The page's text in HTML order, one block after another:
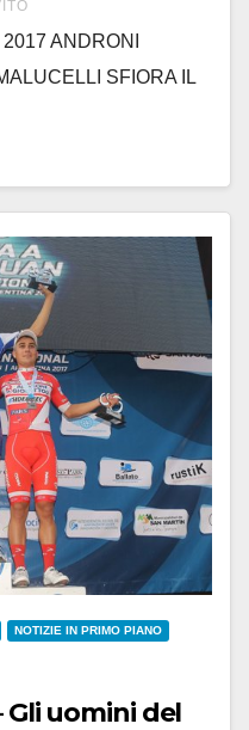
ANDRONI
SFIORA IL
NOTIZIE IN PRIMO PIANO
Gli uomini del